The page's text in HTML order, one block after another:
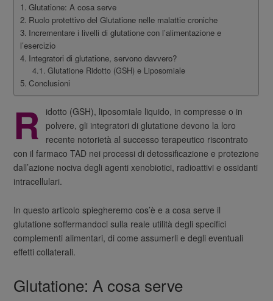
Glutatione: A cosa serve
Ruolo protettivo del Glutatione nelle malattie croniche
Incrementare i livelli di glutatione con l’alimentazione e
l’esercizio
Integratori di glutatione, servono davvero?
Glutatione Ridotto (GSH) e Liposomiale
Conclusioni
R
idotto (GSH), liposomiale liquido, in compresse o in
polvere, gli integratori di glutatione devono la loro
recente notorietà al successo terapeutico riscontrato
con il farmaco TAD nei processi di detossificazione e protezione
dall’azione nociva degli agenti xenobiotici, radioattivi e ossidanti
intracellulari.
In questo articolo spiegheremo cos’è e a cosa serve il
glutatione soffermandoci sulla reale utilità degli specifici
complementi alimentari, di come assumerli e degli eventuali
effetti collaterali.
Glutatione: A cosa serve